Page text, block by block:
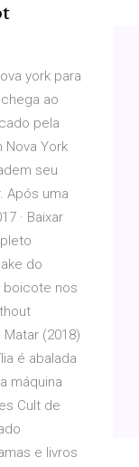
york para
ao
pela
Nova York
seu
Após uma
· Baixar
do
boicote nos
(2018)
é abalada
máquina
Cult de
e livros